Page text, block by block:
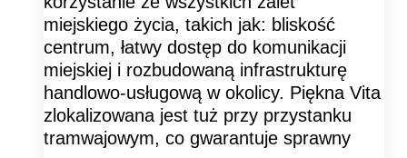
miejskiego życia, takich jak: bliskość
centrum, łatwy dostęp do komunikacji
miejskiej i rozbudowaną infrastrukturę
handlowo-usługową w okolicy. Piękna Vita
zlokalizowana jest tuż przy przystanku
tramwajowym, co gwarantuje sprawny